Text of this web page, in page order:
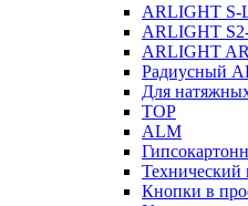
ARLIGHT S-
ARLIGHT
ARLIGHT
Радиусный
Для
TOP
ALM
Технический
Кнопки в